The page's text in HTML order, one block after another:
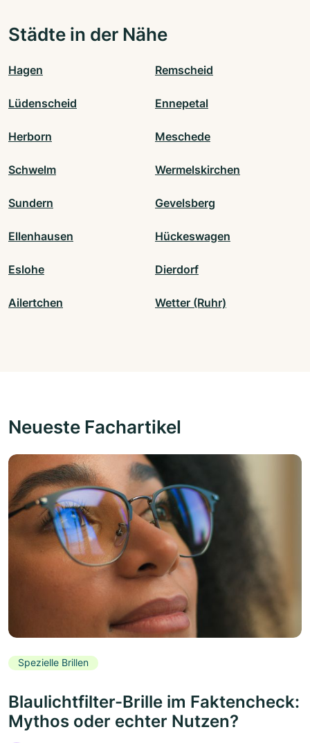
Städte in der Nähe
Hagen Remscheid
Lüdenscheid Ennepetal
Herborn Meschede
Schwelm Wermelskirchen
Sundern Gevelsberg
Ellenhausen Hückeswagen
Eslohe Dierdorf
Ailertchen Wetter (Ruhr)
Neueste Fachartikel
Spezielle Brillen
Blaulichtfilter-Brille im Faktencheck:
Mythos oder echter Nutzen?